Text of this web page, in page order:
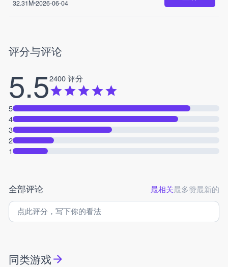
32.31M 2026-06-04
评分与评论
5.52400 评分
5
4
3
2
1
全部评论 最相关最多赞最新的
同类游戏